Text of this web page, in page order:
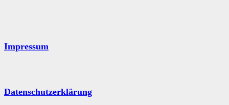
Impressum
Datenschutzerklärung